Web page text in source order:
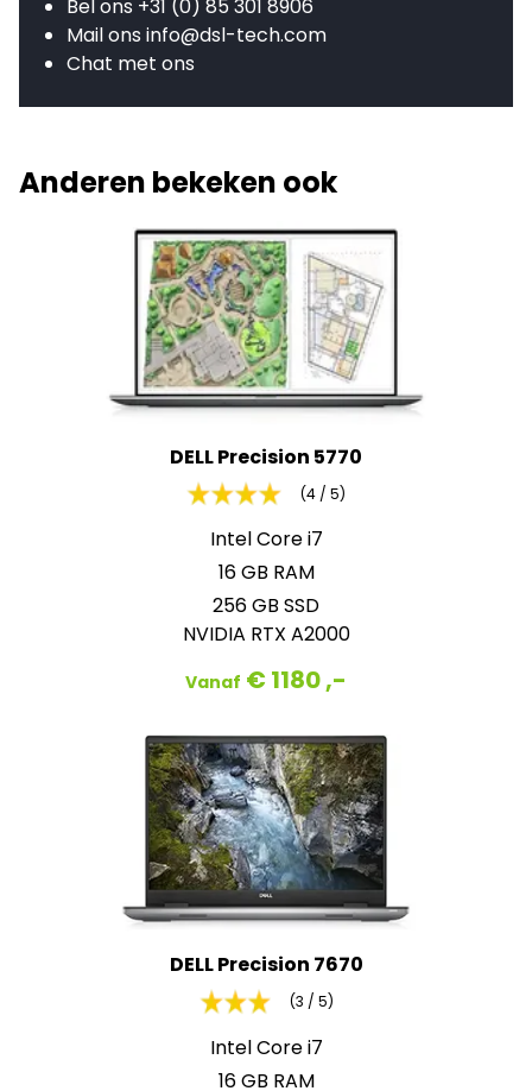
Bel ons +31 (0) 85 301 8906
Mail ons info@dsl-tech.com
Chat met ons
Anderen bekeken ook
DELL Precision 5770
(4 / 5)
Intel Core i7
16 GB RAM
256 GB SSD
NVIDIA RTX A2000
Vanaf € 1180 ,-
DELL Precision 7670
(3 / 5)
Intel Core i7
16 GB RAM